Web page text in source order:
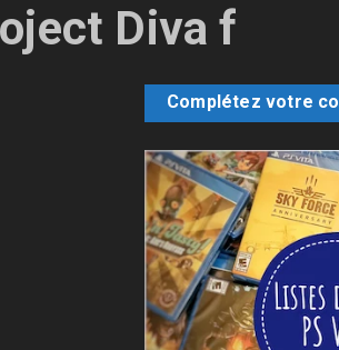
Diva f
Complétez votre